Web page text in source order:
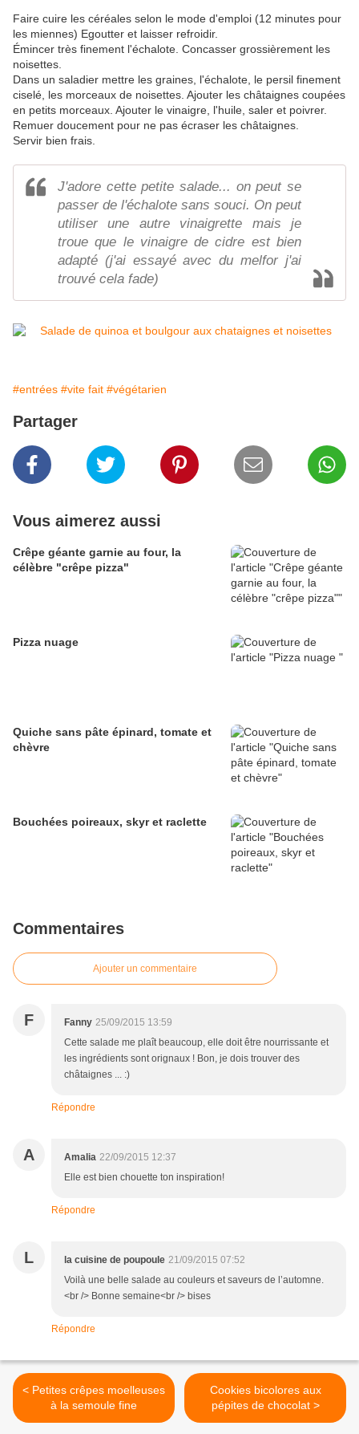
Faire cuire les céréales selon le mode d'emploi (12 minutes pour
les miennes) Egoutter et laisser refroidir.
Émincer très finement l'échalote. Concasser grossièrement les
noisettes.
Dans un saladier mettre les graines, l'échalote, le persil finement
ciselé, les morceaux de noisettes. Ajouter les châtaignes coupées
en petits morceaux. Ajouter le vinaigre, l'huile, saler et poivrer.
Remuer doucement pour ne pas écraser les châtaignes.
Servir bien frais.
J'adore cette petite salade... on peut se
passer de l'échalote sans souci. On peut
utiliser une autre vinaigrette mais je
troue que le vinaigre de cidre est bien
adapté (j'ai essayé avec du melfor j'ai
trouvé cela fade)
#entrées #vite fait #végétarien
Partager
Vous aimerez aussi
Crêpe géante garnie au four, la
célèbre "crêpe pizza"
Pizza nuage
Quiche sans pâte épinard, tomate et
chèvre
Bouchées poireaux, skyr et raclette
Commentaires
Ajouter un commentaire
F Fanny 25/09/2015 13:59
Cette salade me plaît beaucoup, elle doit être nourrissante et
les ingrédients sont orignaux ! Bon, je dois trouver des
châtaignes ... :)
Répondre
A Amalia 22/09/2015 12:37
Elle est bien chouette ton inspiration!
Répondre
L la cuisine de poupoule 21/09/2015 07:52
Voilà une belle salade au couleurs et saveurs de l’automne.
<br /> Bonne semaine<br /> bises
Répondre
< Petites crêpes moelleuses
à la semoule fine
Cookies bicolores aux
pépites de chocolat >